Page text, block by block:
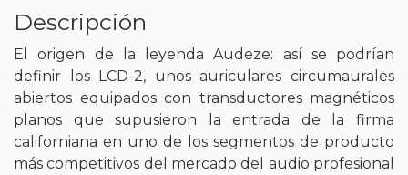
Descripción
El origen de la leyenda Audeze: así se podrían
definir los LCD-2, unos auriculares circumaurales
abiertos equipados con transductores magnéticos
planos que supusieron la entrada de la firma
californiana en uno de los segmentos de producto
más competitivos del mercado del audio profesional